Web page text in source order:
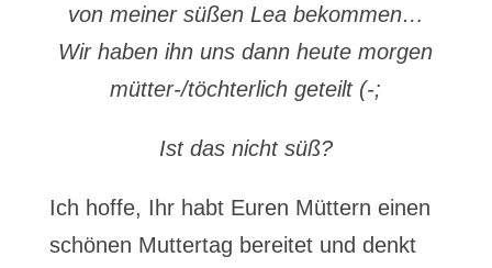
von meiner süßen Lea bekommen…
Wir haben ihn uns dann heute morgen
mütter-/töchterlich geteilt (-;
Ist das nicht süß?
Ich hoffe, Ihr habt Euren Müttern einen
schönen Muttertag bereitet und denkt